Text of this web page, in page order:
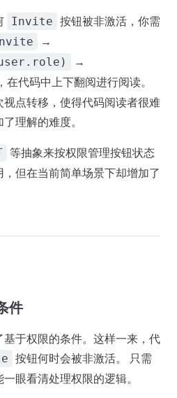
Invite 按钮被非激活，你需
→
→
在代码中上下翻阅进行阅读。
点转移，使得代码阅读者很难
理解的难度。
等抽象来按权限管理按钮状态
但在当前简单场景下却增加了
件
于权限的条件。这样一来，代
按钮何时会被非激活。 只需
眼看清处理权限的逻辑。